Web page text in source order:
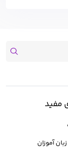
مفید
آموزان